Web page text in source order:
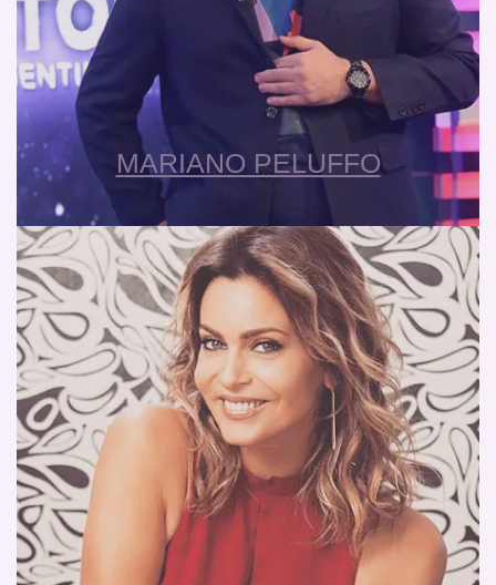
MARIANO PELUFFO